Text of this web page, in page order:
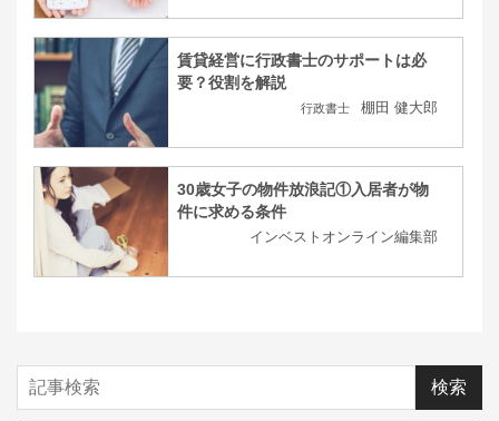
賃貸経営に行政書士のサポートは必
要？役割を解説
行政書士 棚田 健大郎
30歳女子の物件放浪記①入居者が物
件に求める条件
インベストオンライン編集部